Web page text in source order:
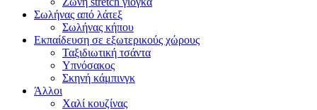
Σωλήνας από λάτεξ
Σωλήνας κήπου
Εκπαίδευση σε εξωτερικούς χώρους
Ταξιδιωτική τσάντα
Υπνόσακος
Σκηνή κάμπινγκ
Άλλοι
Χαλί κουζίνας